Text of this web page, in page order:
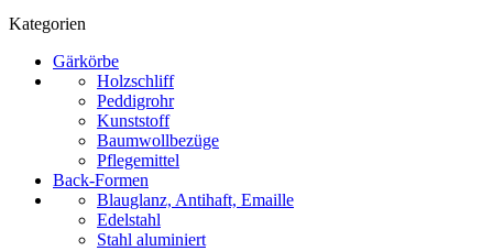
Kategorien
Gärkörbe
Holzschliff
Peddigrohr
Kunststoff
Baumwollbezüge
Pflegemittel
Back-Formen
Blauglanz, Antihaft, Emaille
Edelstahl
Stahl aluminiert